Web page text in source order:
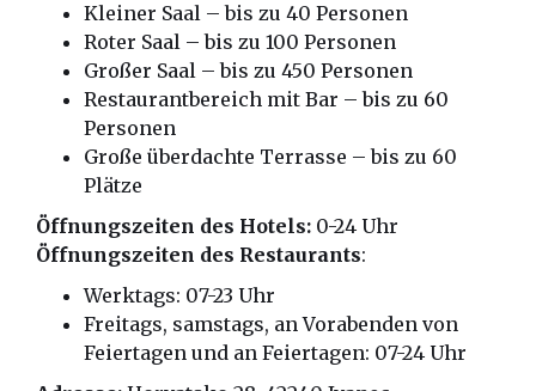
Kleiner Saal – bis zu 40 Personen
Roter Saal – bis zu 100 Personen
Großer Saal – bis zu 450 Personen
Restaurantbereich mit Bar – bis zu 60
Personen
Große überdachte Terrasse – bis zu 60
Plätze
Öffnungszeiten des Hotels: 0-24 Uhr
Öffnungszeiten des Restaurants:
Werktags: 07-23 Uhr
Freitags, samstags, an Vorabenden von
Feiertagen und an Feiertagen: 07-24 Uhr